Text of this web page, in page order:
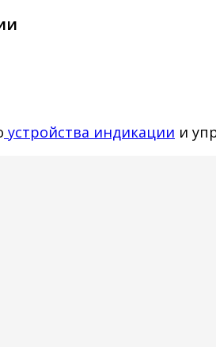
устройства индикации и